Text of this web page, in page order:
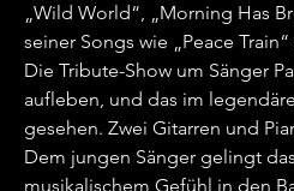
„Wild World“, „Morning Has
seiner Songs wie „Peace
Die Tribute-Show um Sänger
aufleben, und das im
gesehen. Zwei Gitarren und
Dem jungen Sänger gelingt
musikalischem Gefühl in den